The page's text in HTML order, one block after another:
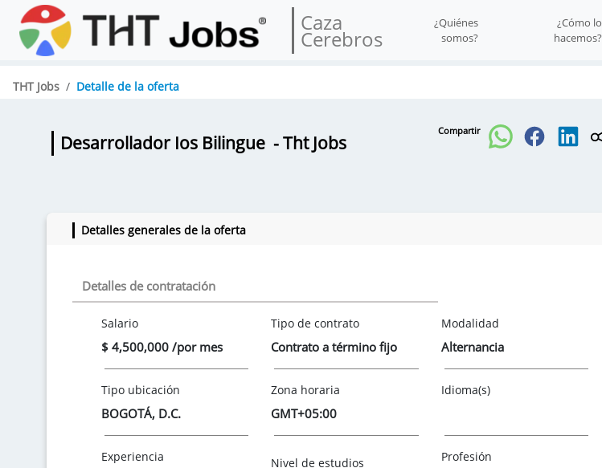
Caza
Cerebros
¿Quiénes
somos?
¿Cómo lo
hacemos?
THT Jobs Detalle de la oferta
Desarrollador Ios Bilingue - Tht Jobs
Compartir
Detalles generales de la oferta
Detalles de contratación
Salario
$ 4,500,000 /por mes
Tipo de contrato
Contrato a término fijo
Modalidad
Alternancia
Tipo ubicación
BOGOTÁ, D.C.
Zona horaria
GMT+05:00
Idioma(s)
Experiencia Nivel de estudios Profesión